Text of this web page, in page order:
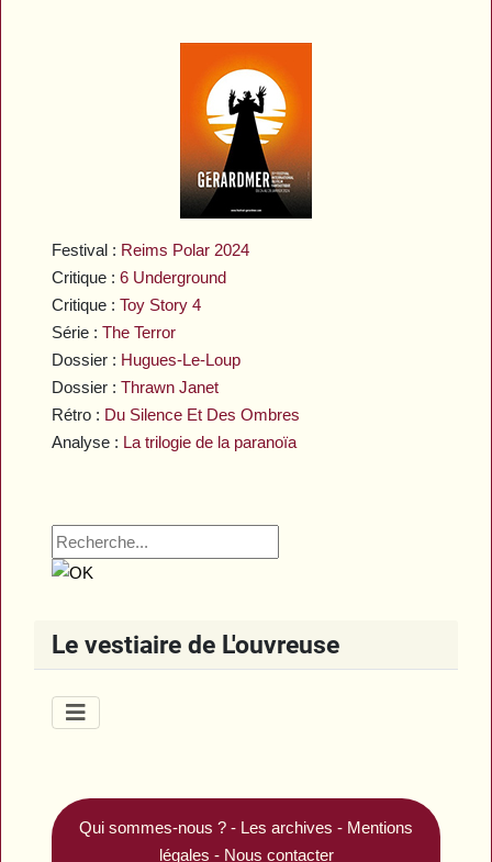
Festival : Reims Polar 2024
Critique :6 Underground
Critique :Toy Story 4
Série :The Terror
Dossier : Hugues-Le-Loup
Dossier :Thrawn Janet
Rétro : Du Silence Et Des Ombres
Analyse : La trilogie de la paranoïa
Le vestiaire de L'ouvreuse
Qui sommes-nous ? - Les archives - Mentions
légales - Nous contacter